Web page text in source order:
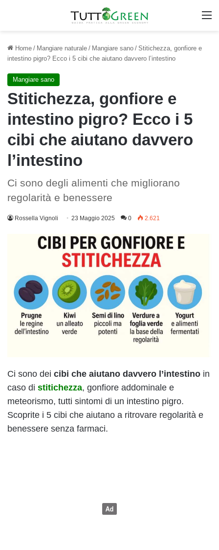
Home / Mangiare naturale / Mangiare sano / Stitichezza, gonfiore e
intestino pigro? Ecco i 5 cibi che aiutano davvero l’intestino
Mangiare sano
Stitichezza, gonfiore e
intestino pigro? Ecco i 5
cibi che aiutano davvero
l’intestino
Ci sono degli alimenti che migliorano
regolarità e benessere
Rossella Vignoli 23 Maggio 2025 0 2.621
Ci sono dei cibi che aiutano davvero l’intestino in
caso di stitichezza, gonfiore addominale e
meteorismo, tutti sintomi di un intestino pigro.
Scoprite i 5 cibi che aiutano a ritrovare regolarità e
benessere senza farmaci.